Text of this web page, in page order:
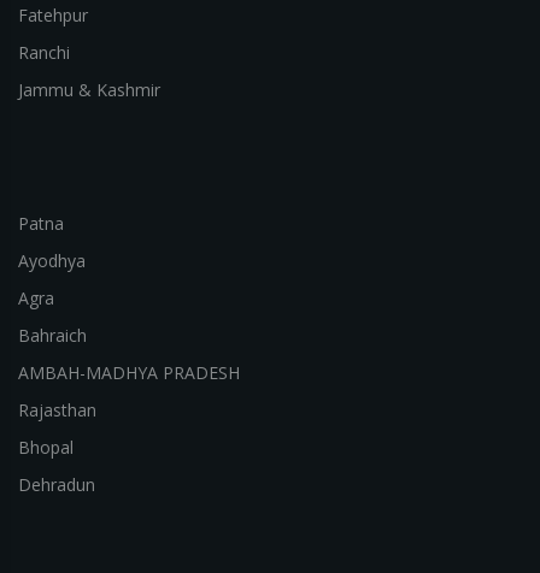
Fatehpur
Ranchi
Jammu & Kashmir
Patna
Ayodhya
Agra
Bahraich
AMBAH-MADHYA PRADESH
Rajasthan
Bhopal
Dehradun